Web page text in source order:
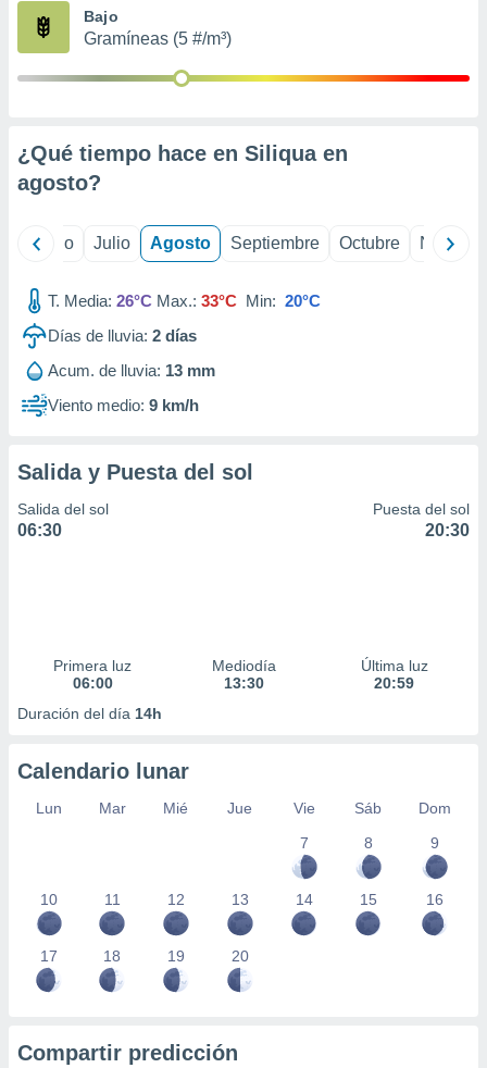
publicidad
1199
Bajo
Gramíneas (5 #/m³)
¿Qué tiempo hace en Siliqua en
agosto?
Junio Julio Agosto Septiembre Octubre
T. Media: 26°C Max.: 33°C Min: 20°C
Días de lluvia: 2 días
Acum. de lluvia: 13 mm
Viento medio: 9 km/h
Salida y Puesta del sol
Salida del sol
06:30
Puesta del sol
20:30
Primera luz
06:00
Mediodía
13:30
Última luz
20:59
Duración del día 14h
Calendario lunar
Lun Mar Mié Jue Vie Sáb
Dom
7
8 9
10 11 12 13 14 15 16
17 18 19 20
Compartir predicción